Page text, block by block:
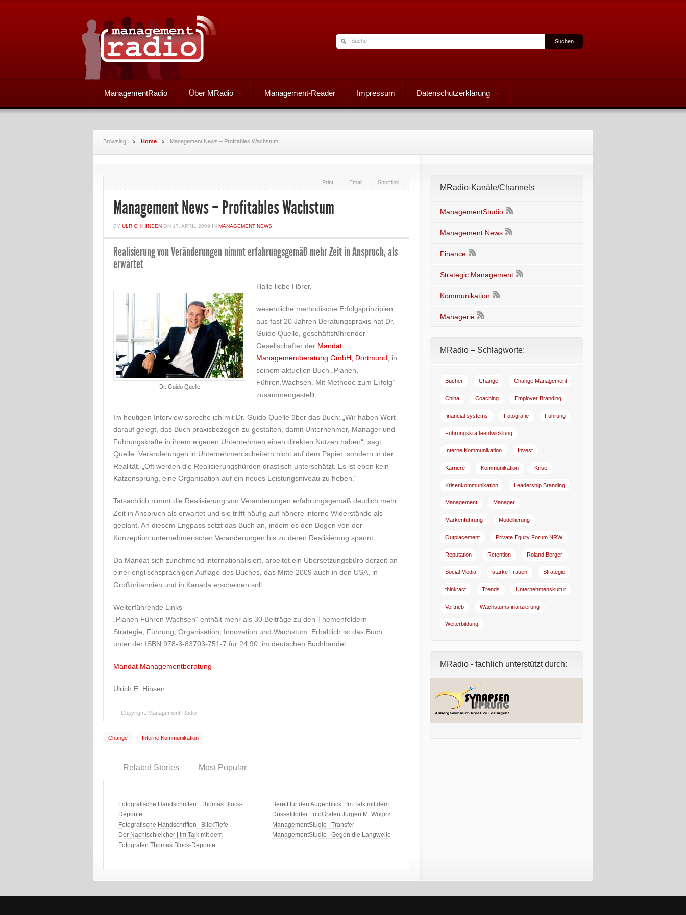
ManagementRadio Über MRadio Management-Reader Impressum Datenschutzerklärung
Browsing: Home Management News – Profitables Wachstum
Print Email Shortlink
Management News – Profitables Wachstum
BY ULRICH HINSEN ON 17. APRIL 2009 IN MANAGEMENT NEWS
Realisierung von Veränderungen nimmt erfahrungsgemäß mehr Zeit in Anspruch, als
erwartet
Dr. Guido Quelle
Hallo liebe Hörer,
wesentliche methodische Erfolgsprinzipien
aus fast 20 Jahren Beratungspraxis hat Dr.
Guido Quelle, geschäftsführender
Gesellschafter der Mandat
Managementberatung GmbH, Dortmund , in
seinem aktuellen Buch „Planen,
Führen,Wachsen. Mit Methode zum Erfolg“
zusammengestellt.
Im heutigen Interview spreche ich mit Dr. Guido Quelle über das Buch: „Wir haben Wert
darauf gelegt, das Buch praxisbezogen zu gestalten, damit Unternehmer, Manager und
Führungskräfte in ihrem eigenen Unternehmen einen direkten Nutzen haben“, sagt
Quelle. Veränderungen in Unternehmen scheitern nicht auf dem Papier, sondern in der
Realität. „Oft werden die Realisierungshürden drastisch unterschätzt. Es ist eben kein
Katzensprung, eine Organisation auf ein neues Leistungsniveau zu heben.“
Tatsächlich nimmt die Realisierung von Veränderungen erfahrungsgemäß deutlich mehr
Zeit in Anspruch als erwartet und sie trifft häufig auf höhere interne Widerstände als
geplant. An diesem Engpass setzt das Buch an, indem es den Bogen von der
Konzeption unternehmerischer Veränderungen bis zu deren Realisierung spannt.
Da Mandat sich zunehmend internationalisiert, arbeitet ein Übersetzungsbüro derzeit an
einer englischsprachigen Auflage des Buches, das Mitte 2009 auch in den USA, in
Großbritannien und in Kanada erscheinen soll.
Weiterführende Links
„Planen Führen Wachsen“ enthält mehr als 30 Beiträge zu den Themenfeldern
Strategie, Führung, Organisation, Innovation und Wachstum. Erhältlich ist das Buch
unter der ISBN 978-3-83703-751-7 für 24,90  im deutschen Buchhandel
Mandat Managementberatung
Ulrich E. Hinsen
Copyright: Management-Radio
Change Interne Kommunikation
Related Stories Most Popular
Fotografische Handschriften | Thomas Block-
Deponte
Fotografische Handschriften | BlickTiefe
Der Nachtschleicher | Im Talk mit dem
Fotografen Thomas Block-Deponte
Bereit für den Augenblick | Im Talk mit dem
Düsseldorfer FotoGrafen Jürgen M. Wogirz
ManagementStudio | Transfer
ManagementStudio | Gegen die Langweile
MRadio-Kanäle/Channels
ManagementStudio
Management News
Finance
Strategic Management
Kommunikation
Managerie
MRadio – Schlagworte:
Bücher Change Change Management
China Coaching Employer Branding
financial systems Fotografie Führung
Führungskräfteentwicklung
Interne Kommunikation Invest
Karriere Kommunikation Krise
Krisenkommunikation Leadership Branding
Management Manager
Markenführung Modellierung
Outplacement Private Equity Forum NRW
Reputation Retention Roland Berger
Social Media starke Frauen Strategie
think:act Trends Unternehmenskultur
Vertrieb Wachstumsfinanzierung
Weiterbildung
MRadio - fachlich unterstützt durch: